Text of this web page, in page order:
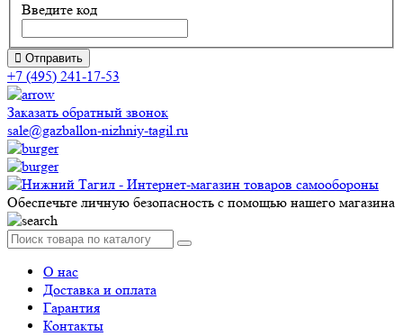
Введите код
Отправить
+7 (495) 241-17-53
Заказать обратный звонок
sale@gazballon-nizhniy-tagil.ru
Обеспечьте личную безопасность с помощью нашего магазина
О нас
Доставка и оплата
Гарантия
Контакты